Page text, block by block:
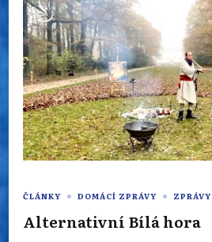
ČLÁNKY DOMÁCÍ ZPRÁVY ZPRÁVY
Alternativní Bílá hora